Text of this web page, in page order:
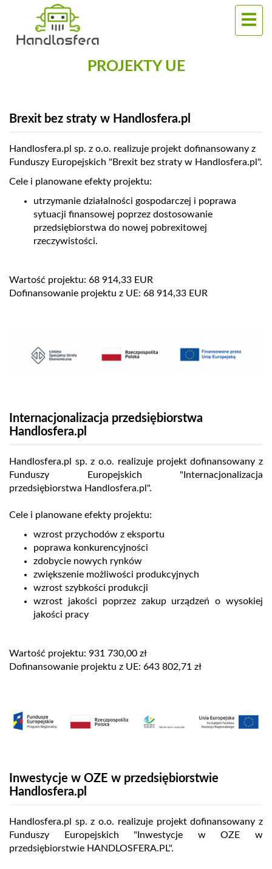
PROJEKTY UE
Brexit bez straty w Handlosfera.pl
Handlosfera.pl sp. z o.o. realizuje projekt dofinansowany z
Funduszy Europejskich "Brexit bez straty w Handlosfera.pl".
Cele i planowane efekty projektu:
utrzymanie działalności gospodarczej i poprawa
sytuacji finansowej poprzez dostosowanie
przedsiębiorstwa do nowej pobrexitowej
rzeczywistości.
Wartość projektu: 68 914,33 EUR
Dofinansowanie projektu z UE: 68 914,33 EUR
Internacjonalizacja przedsiębiorstwa
Handlosfera.pl
Handlosfera.pl sp. z o.o. realizuje projekt dofinansowany z
Funduszy Europejskich "Internacjonalizacja
przedsiębiorstwa Handlosfera.pl".
Cele i planowane efekty projektu:
wzrost przychodów z eksportu
poprawa konkurencyjności
zdobycie nowych rynków
zwiększenie możliwości produkcyjnych
wzrost szybkości produkcji
wzrost jakości poprzez zakup urządzeń o wysokiej
jakości pracy
Wartość projektu: 931 730,00 zł
Dofinansowanie projektu z UE: 643 802,71 zł
Inwestycje w OZE w przedsiębiorstwie
Handlosfera.pl
Handlosfera.pl sp. z o.o. realizuje projekt dofinansowany z
Funduszy Europejskich "Inwestycje w OZE w
przedsiębiorstwie HANDLOSFERA.PL".